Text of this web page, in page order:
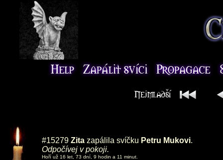
#15279 Zita zapálila svíčku Petru Mukovi.
Odpočívej v pokoji.
Hoří už 16 let, 73 dní, 9 hodin a 11 minut.